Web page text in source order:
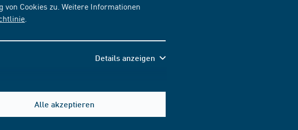
Cookies zu. Weitere Informationen
Details anzeigen
Alle akzeptieren